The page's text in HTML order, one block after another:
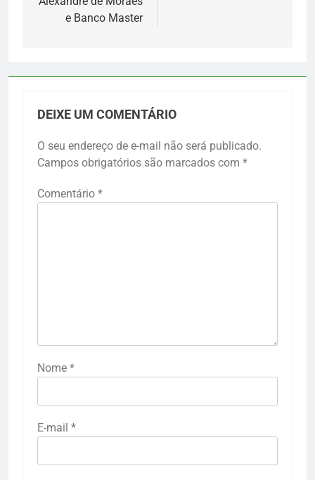
e Banco Master
DEIXE UM COMENTÁRIO
O seu endereço de e-mail não será publicado.
Campos obrigatórios são marcados com *
Comentário *
Nome *
E-mail *